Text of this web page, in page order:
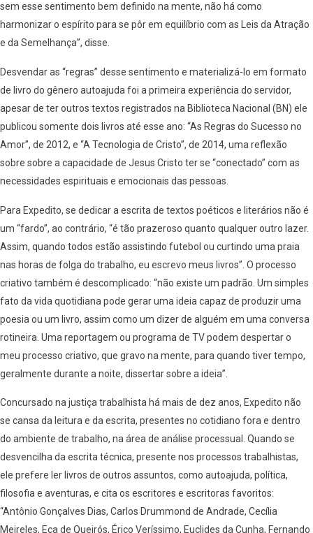
sem esse sentimento bem definido na mente, não há como
harmonizar o espírito para se pôr em equilíbrio com as Leis da Atração
e da Semelhança”, disse.
Desvendar as “regras” desse sentimento e materializá-lo em formato
de livro do gênero autoajuda foi a primeira experiência do servidor,
apesar de ter outros textos registrados na Biblioteca Nacional (BN) ele
publicou somente dois livros até esse ano: “As Regras do Sucesso no
Amor”, de 2012, e “A Tecnologia de Cristo”, de 2014, uma reflexão
sobre sobre a capacidade de Jesus Cristo ter se “conectado” com as
necessidades espirituais e emocionais das pessoas.
Para Expedito, se dedicar a escrita de textos poéticos e literários não é
um “fardo”, ao contrário, “é tão prazeroso quanto qualquer outro lazer.
Assim, quando todos estão assistindo futebol ou curtindo uma praia
nas horas de folga do trabalho, eu escrevo meus livros”. O processo
criativo também é descomplicado: “não existe um padrão. Um simples
fato da vida quotidiana pode gerar uma ideia capaz de produzir uma
poesia ou um livro, assim como um dizer de alguém em uma conversa
rotineira. Uma reportagem ou programa de TV podem despertar o
meu processo criativo, que gravo na mente, para quando tiver tempo,
geralmente durante a noite, dissertar sobre a ideia”.
Concursado na justiça trabalhista há mais de dez anos, Expedito não
se cansa da leitura e da escrita, presentes no cotidiano fora e dentro
do ambiente de trabalho, na área de análise processual. Quando se
desvencilha da escrita técnica, presente nos processos trabalhistas,
ele prefere ler livros de outros assuntos, como autoajuda, política,
filosofia e aventuras, e cita os escritores e escritoras favoritos:
“Antônio Gonçalves Dias, Carlos Drummond de Andrade, Cecília
Meireles, Eça de Queirós, Érico Veríssimo, Euclides da Cunha, Fernando